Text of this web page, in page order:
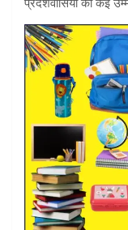
प्रदेशवासियों को कई